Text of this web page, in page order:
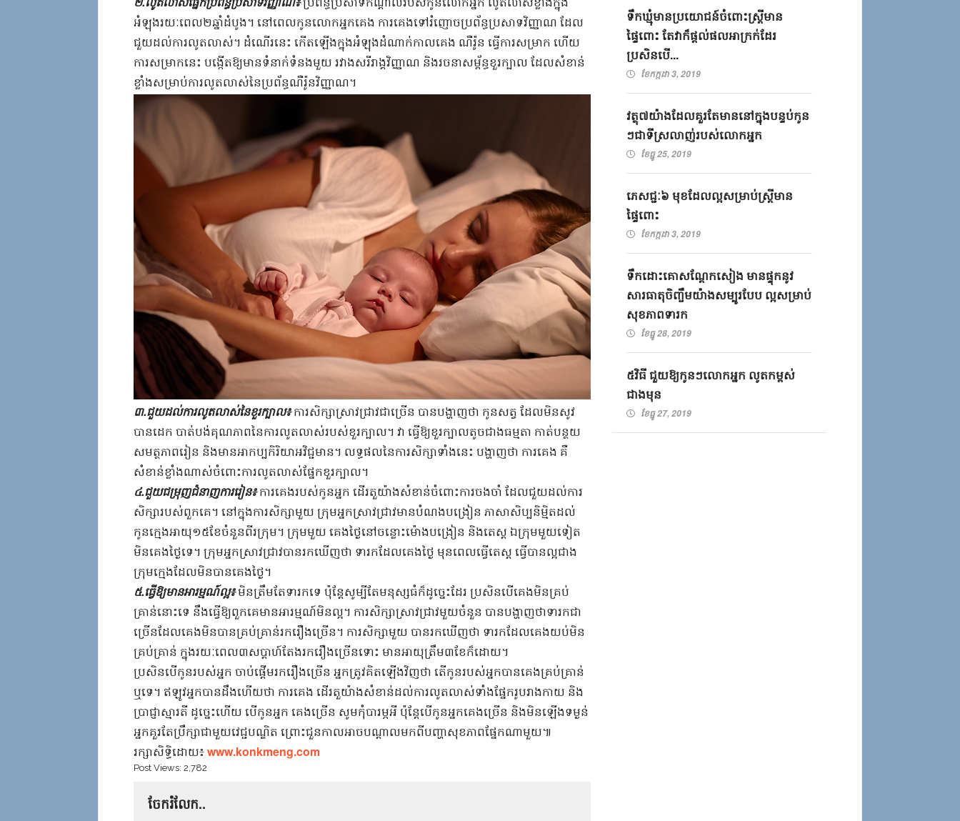
អំឡុង​រយៈពេល២ឆ្នាំ​ដំបូង​។​ ​នៅពេល​កូនលោក​អ្នក​គេង​ ​ការ​គេង​ទៅ​រំញោច​ប្រព័ន្ធ​ប្រសាទ​វិញ្ញាណ​ ​ដែល​
ជួយ​ដល់​ការលូតលាស់​។​ ​ដំណើរ​នេះ​ ​កើតឡើង​ក្នុង​អំឡុង​ដំណាក់កាល​គេង​ ​ណឺរ៉ូន​ ​ធ្វើការ​សម្រាក​ ​ហើយ​
ការសម្រាក​នេះ​ ​បង្កើត​ឱ្យ​មាន​ទំនាក់ទំនង​មួយ​ ​រវាង​សរីរាង្គ​វិញ្ញាណ​ ​និង​រចនាសម្ព័ន្ធ​ខួរក្បាល​ ​ដែល​សំខាន់​
ខ្លាំង​សម្រាប់​ការលូតលាស់​នៃ​ប្រព័ន្ធ​ណឺរ៉ូន​វិញ្ញាណ​។​ ​
៣​.​ជួយ​ដល់​ការលូតលាស់​នៃ​ខួរក្បាល​៖​ ​ការសិក្សា​ស្រាវជ្រាវ​ជាច្រើន​ ​បាន​បង្ហាញថា​ ​កូនសត្វ​ ​ដែល​មិនសូវ​
បាន​ដេក​ ​បាត់បង់​គុណភាព​នៃ​ការលូតលាស់​របស់​ខួរក្បាល​។​ ​វា​ ​ធ្វើ​ឱ្យ​ខួរក្បាល​​តូចជាង​ធម្មតា​ ​កាត់បន្ថយ​
សមត្ថភាព​រៀន​ ​និង​មាន​អាកប្ប​កិរិយា​អវិជ្ជមាន​។​ ​លទ្ធផល​នៃ​ការសិក្សា​ទាំងនេះ​ ​បង្ហាញថា​ ​ការ​គេង​ ​គឺ​
សំខាន់​ខ្លាំង​ណាស់​ចំពោះ​ការលូតលាស់​ផ្នែក​ខួរក្បាល​។​
​៤​.​ជួយ​ជ​ម្រុ​ញ​ជំនាញការ​រៀន​៖​​ការ​គេង​របស់​កូន​អ្នក​ ​ដើរតួ​យ៉ាង​សំខាន់​ចំពោះ​ការ​ចងចាំ​ ​ដែល​ជួយ​ដល់​ការ
សិក្សា​របស់​ពួកគេ​។​ ​នៅក្នុង​ការសិក្សា​មួយ​ ​ក្រុម​អ្នកស្រាវជ្រាវ​មានបំណង​បង្រៀន​ ​ភាសា​សិប្បនិម្មិត​ដល់​
កូនក្មេង​អាយុ១៥ខែ​ចំនួន​ពីរ​ក្រុម​។​ ​ក្រុម​មួយ​ ​គេង​ថ្ងៃ​នៅចន្លោះ​ម៉ោង​បង្រៀន​ ​និង​តេ​ស្ត​ ​ឯ​ក្រុម​មួយទៀត​ ​
មិន​គេង​ថ្ងៃ​ទេ​។​ ​ក្រុម​អ្នកស្រាវជ្រាវ​បាន​រក​ឃើញថា​ ​ទារក​ដែល​គេង​ថ្ងៃ​ ​មុន​ពេល​ធ្វើតេស្ត​ ​ធ្វើ​បាន​ល្អ​ជាង​
ក្រុម​ក្មេង​ដែល​មិនបាន​គេង​ថ្ងៃ​។​ ​
​៥​.​ធ្វើ​ឱ្យ​មាន​អារម្មណ៍ល្អ​៖​ ​មិន​ត្រឹមតែ​ទារក​ទេ​ ​ប៉ុន្តែ​សូម្បីតែ​មនុស្ស​ធំ​ក៏​ដូច្នេះ​ដែរ​ ​ប្រសិនបើ​គេង​មិន​​គ្រប់
គ្រាន់​នោះ​ទេ​ ​នឹង​ធ្វើ​ឱ្យ​ពួកគេ​មាន​អារម្មណ៍​មិនល្អ​។​ ​ការសិក្សា​ស្រាវជ្រាវ​មួយចំនួន​ ​បាន​បង្ហាញថា​ទារក​ជា
ច្រើន​ដែល​គេង​មិនបាន​គ្រប់គ្រាន់​រករឿង​ច្រើន​។​ ​ការសិក្សា​មួយ​ ​បាន​រក​ឃើញថា​ ​ទារក​ដែល​គេង​យប់​មិន​
គ្រប់គ្រាន់​ ​ក្នុងរយៈពេល​៣សប្តាហ៍​តែង​រករឿង​ច្រើន​ទោះ​ ​មាន​អាយុ​ត្រឹម៣ខែ​ក៏ដោយ​។​ ​
ប្រសិនបើ​កូន​របស់​អ្នក​ ​ចាប់ផ្តើម​រករឿង​ច្រើន​ ​អ្នក​ត្រូវ​គិត​ឡើងវិញ​ថា​ ​តើ​កូន​របស់​អ្នក​បាន​គេង​គ្រប់គ្រាន់​
ឬទេ​។​ ​ឥឡូវ​អ្នក​បានដឹង​ហើយ​ថា​ ​ការ​គេង​ ​ដើរតួ​យ៉ាង​សំខាន់​ដល់​ការលូតលាស់​ទាំង​ផ្នែក​រូបរាងកាយ​ ​និង​
ប្រាជ្ញា​ស្មារតី​ ​ដូច្នេះហើយ​ ​បើ​កូន​អ្នក​ ​គេង​ច្រើន​ ​សូមកុំ​បារម្ភ​អី​ ​ប៉ុន្តែ​បើ​កូន​អ្នក​គេង​ច្រើន​ ​និង​មិន​ឡើង​ទម្ងន់​
​អ្នក​គួរតែ​ប្រឹក្សា​ជាមួយ​វេជ្ជបណ្ឌិត​ ​ព្រោះ​ជួនកាល​អាច​បណ្តាល​មក​ពី​បញ្ហា​សុខភាព​ផ្នែក​ណាមួយ​៕
​រក្សាសិទ្ធិ​ដោយ​៖​​www.konkmeng.com​
Post Views: 2,782
ចែករំលែក..
ទឹកឃ្មុំ​មានប្រយោជន៍​ចំពោះ​ស្រ្តី​មាន
ផ្ទៃពោះ​ ​តែ​វា​ក៏​ផ្ដល់​ផល​អាក្រក់​ដែរ​ ​
ប្រសិនបើ​.​.​.​
ខែកក្កដា 3, 2019
វត្ថុ៧យ៉ាងដែល​គួរតែ​មាននៅ​ក្នុង​បន្ទប់​កូន​
ៗ​ជាទី​ស្រលាញ់​របស់​លោកអ្នក​
ខែធ្នូ 25, 2019
ភេសជ្ជៈ៦ មុខដែលល្អសម្រាប់ស្រ្តីមាន
ផ្ទៃពោះ
ខែកក្កដា 3, 2019
ទឹកដោះ​គោស​ណ្តែក​សៀង​ ​មាន​ផ្ទុក​នូវ​
សារធាតុ​ចិញ្ចឹម​យ៉ាង​សម្បូរ​បែប​ ​ល្អ​សម្រាប់​
សុខភាព​ទារក​
ខែធ្នូ 28, 2019
៥វិធី​ ​ជួយ​ឱ្យ​កូន​ៗ​លោកអ្នក​ ​លូត​កម្ពស់​
ជាង​មុន​
ខែធ្នូ 27, 2019